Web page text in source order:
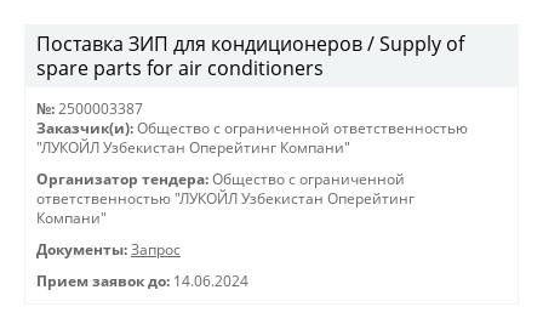
Поставка ЗИП для кондиционеров / Supply of
spare parts for air conditioners
№: 2500003387
Заказчик(и): Общество с ограниченной ответственностью
"ЛУКОЙЛ Узбекистан Оперейтинг Компани"
Организатор тендера: Общество с ограниченной
ответственностью "ЛУКОЙЛ Узбекистан Оперейтинг
Компани"
Документы: Запрос
Прием заявок до: 14.06.2024